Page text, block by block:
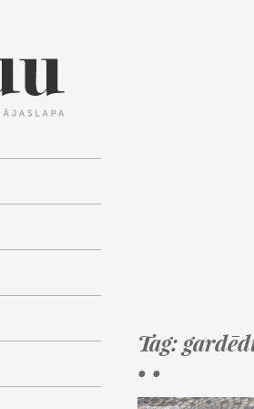
Tag:
• •